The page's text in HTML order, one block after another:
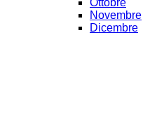
Ottobre
Novembre
Dicembre